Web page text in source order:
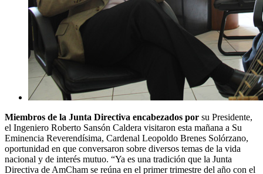
Miembros de la Junta Directiva encabezados por su Presidente,
el Ingeniero Roberto Sansón Caldera visitaron esta mañana a Su
Eminencia Reverendísima, Cardenal Leopoldo Brenes Solórzano,
oportunidad en que conversaron sobre diversos temas de la vida
nacional y de interés mutuo. “Ya es una tradición que la Junta
Directiva de AmCham se reúna en el primer trimestre del año con el